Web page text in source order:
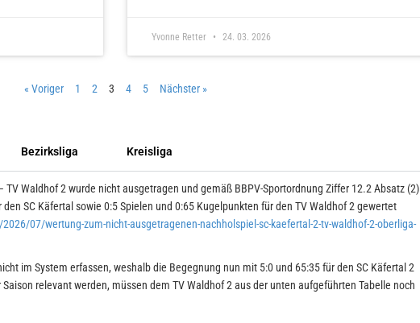
Yvonne Retter 24. 03. 2026
« Voriger 1 2 3 4 5 Nächster »
Bezirksliga Kreisliga
TV Waldhof 2 wurde nicht ausgetragen und gemäß BBPV-Sportordnung Ziffer 12.2 Absatz (2)
SC Käfertal sowie 0:5 Spielen und 0:65 Kugelpunkten für den TV Waldhof 2 gewertet
07/wertung-zum-nicht-ausgetragenen-nachholspiel-sc-kaefertal-2-tv-waldhof-2-oberliga-
im System erfassen, weshalb die Begegnung nun mit 5:0 und 65:35 für den SC Käfertal 2
relevant werden, müssen dem TV Waldhof 2 aus der unten aufgeführten Tabelle noch